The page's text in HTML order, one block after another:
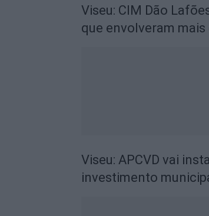
Viseu: CIM Dão
que envolveram
Viseu: APCVD vai
investimento